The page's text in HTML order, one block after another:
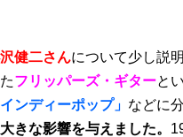
健二さんについて少し説
フリッパーズ・ギターと
ンディーポップ」 などに
きな影響を与えました。